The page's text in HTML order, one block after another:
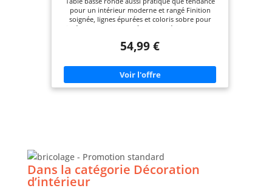
Facile à entretenir :
il suffit de l'essuyer
pour un style et
effort.
pour un intérieur moderne et rangé Finition
soignée, lignes épurées et coloris sobre pour
s'intégrer parfaitement à votre intérieur Avec son
bon apéro entre amis ou en famille ! Stabilité et
Dimensions globales : Diamètre 70 cm x Hauteur
40 cm
54,99 €
Dans la catégorie Décoration
d’intérieur